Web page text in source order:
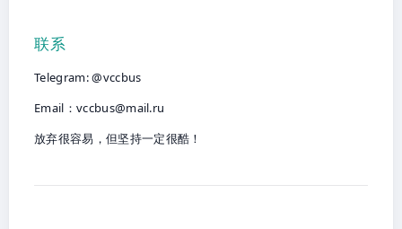
联系
Telegram: @vccbus
Email： vccbus@mail.ru
放弃很容易，但坚持一定很酷！